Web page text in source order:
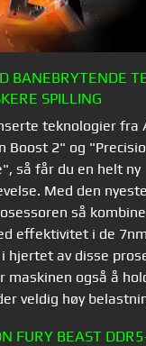
BANEBRYTENDE
SPILLING
teknologier fra
Boost 2" og
så får du en helt ny
Med den
så
effektivitet i de
hjertet av disse
maskinen også å
veldig høy
FURY BEAST